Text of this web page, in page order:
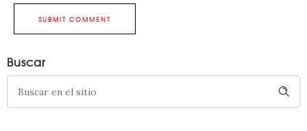
SUBMIT COMMENT
Buscar